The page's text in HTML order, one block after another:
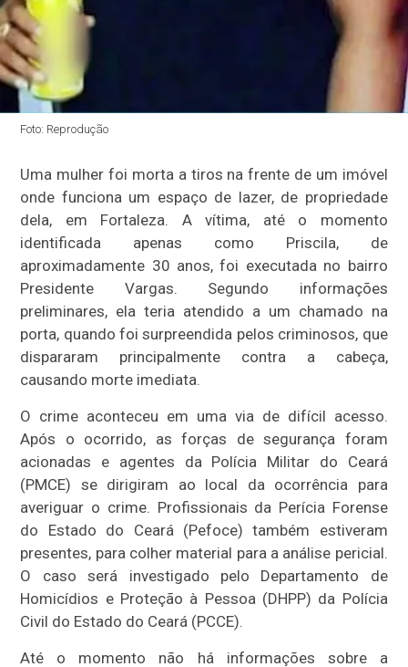
Foto: Reprodução
Uma mulher foi morta a tiros na frente de um imóvel
onde funciona um espaço de lazer, de propriedade
dela, em Fortaleza. A vítima, até o momento
identificada apenas como Priscila, de
aproximadamente 30 anos, foi executada no bairro
Presidente Vargas. Segundo informações
preliminares, ela teria atendido a um chamado na
porta, quando foi surpreendida pelos criminosos, que
dispararam principalmente contra a cabeça,
causando morte imediata.
O crime aconteceu em uma via de difícil acesso.
Após o ocorrido, as forças de segurança foram
acionadas e agentes da Polícia Militar do Ceará
(PMCE) se dirigiram ao local da ocorrência para
averiguar o crime. Profissionais da Perícia Forense
do Estado do Ceará (Pefoce) também estiveram
presentes, para colher material para a análise pericial.
O caso será investigado pelo Departamento de
Homicídios e Proteção à Pessoa (DHPP) da Polícia
Civil do Estado do Ceará (PCCE).
Até o momento não há informações sobre a